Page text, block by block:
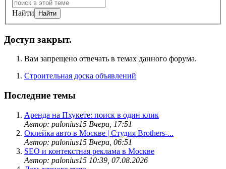
Найти
Доступ закрыт.
Вам запрещено отвечать в темах данного форума.
Строительная доска объявлений
Последние темы
Аренда на Пхукете: поиск в один клик
Автор: palonius15 Вчера, 17:51
Оклейка авто в Москве | Студия Brothers-...
Автор: palonius15 Вчера, 06:51
SEO и контекстная реклама в Москве
Автор: palonius15 10:39, 07.08.2026